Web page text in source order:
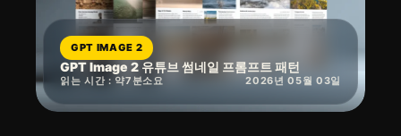
GPT IMAGE 2
GPT Image 2 유튜브 썸네일 프롬프트 패턴
읽는 시간 : 약7 분소요 2026년 05월 03일